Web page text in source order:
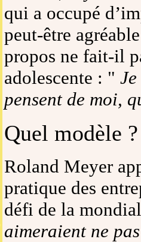
qui a occupé
peut-être
propos ne fait-il
adolescente : "
pensent de moi,
Quel modèle ?
Roland Meyer
pratique des
défi de la
aimeraient ne